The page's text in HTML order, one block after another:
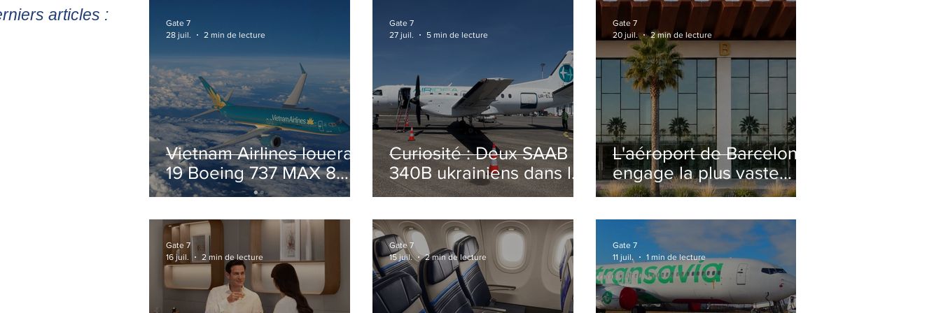
articles :
Vietnam Airlines louera
19 Boeing 737 MAX 8
pour accélérer la
flotte
Gate 7
28 juil.
2 min de lecture
Curiosité : Deux SAAB
340B ukrainiens dans le
ciel Italien cet été
Gate 7
27 juil.
5 min de lecture
L'aéroport de Barcelone
engage la plus vaste
rénovation de son
ouverture
Gate 7
20 juil.
2 min de lecture
Gate 7
16 juil.
2 min de lecture
Gate 7
15 juil.
2 min de lecture
Gate 7
11 juil.
1 min de lecture